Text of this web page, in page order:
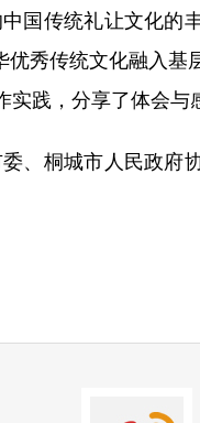
传统礼让文化的
秀传统文化融入基
践，分享了体会与
桐城市人民政府